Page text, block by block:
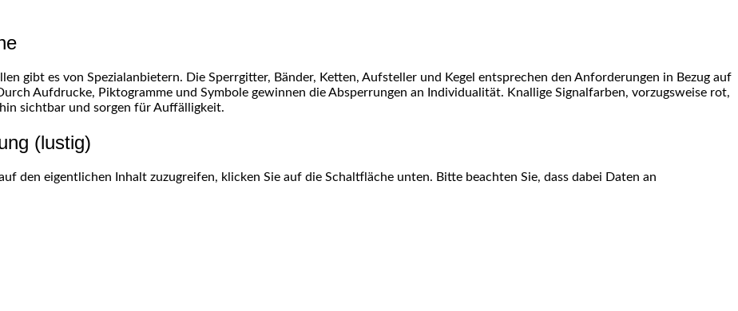
gibt es von Spezialanbietern. Die Sperrgitter, Bänder, Ketten, Aufsteller und Kegel entsprechen den Anforderungen in Bezug auf
Aufdrucke, Piktogramme und Symbole gewinnen die Absperrungen an Individualität. Knallige Signalfarben, vorzugsweise rot,
sichtbar und sorgen für Auffälligkeit.
(lustig)
den eigentlichen Inhalt zuzugreifen, klicken Sie auf die Schaltfläche unten. Bitte beachten Sie, dass dabei Daten an